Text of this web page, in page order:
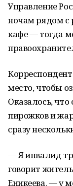
Управление
ночам рядом с
кафе — тогда
место, чтобы
Оказалось, что
пирожков и
сразу
— Я инвалид
говорит
Еникеева. — у